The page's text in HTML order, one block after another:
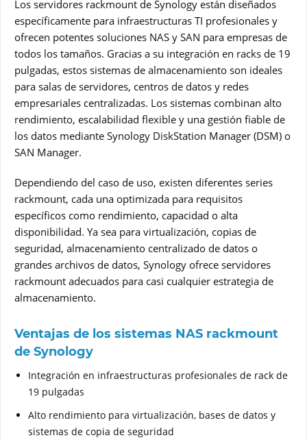
Los servidores rackmount de Synology están diseñados
específicamente para infraestructuras TI profesionales y
ofrecen potentes soluciones NAS y SAN para empresas de
todos los tamaños. Gracias a su integración en racks de 19
pulgadas, estos sistemas de almacenamiento son ideales
para salas de servidores, centros de datos y redes
empresariales centralizadas. Los sistemas combinan alto
rendimiento, escalabilidad flexible y una gestión fiable de
los datos mediante Synology DiskStation Manager (DSM) o
SAN Manager.
Dependiendo del caso de uso, existen diferentes series
rackmount, cada una optimizada para requisitos
específicos como rendimiento, capacidad o alta
disponibilidad. Ya sea para virtualización, copias de
seguridad, almacenamiento centralizado de datos o
grandes archivos de datos, Synology ofrece servidores
rackmount adecuados para casi cualquier estrategia de
almacenamiento.
Ventajas de los sistemas NAS rackmount
de Synology
Integración en infraestructuras profesionales de rack de
19 pulgadas
Alto rendimiento para virtualización, bases de datos y
sistemas de copia de seguridad